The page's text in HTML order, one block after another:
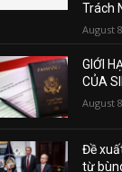
Trách
August
GIỚI
CỦA
August
Đề
từ